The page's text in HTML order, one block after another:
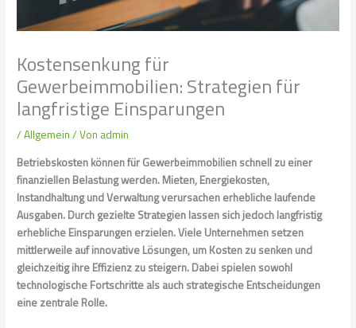
Kostensenkung für
Gewerbeimmobilien: Strategien für
langfristige Einsparungen
/Allgemein / Von admin
Betriebskosten können für Gewerbeimmobilien schnell zu einer
finanziellen Belastung werden. Mieten, Energiekosten,
Instandhaltung und Verwaltung verursachen erhebliche laufende
Ausgaben. Durch gezielte Strategien lassen sich jedoch langfristig
erhebliche Einsparungen erzielen. Viele Unternehmen setzen
mittlerweile auf innovative Lösungen, um Kosten zu senken und
gleichzeitig ihre Effizienz zu steigern. Dabei spielen sowohl
technologische Fortschritte als auch strategische Entscheidungen
eine zentrale Rolle.